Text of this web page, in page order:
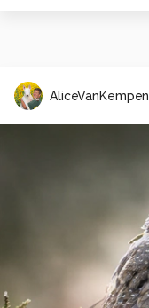
AliceVanKempen